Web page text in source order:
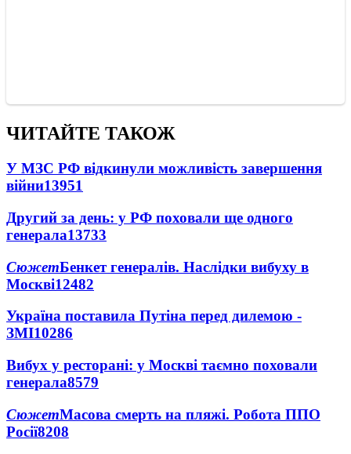
ЧИТАЙТЕ ТАКОЖ
У МЗС РФ відкинули можливість завершення
війни13951
Другий за день: у РФ поховали ще одного
генерала13733
СюжетБенкет генералів. Наслідки вибуху в
Москві12482
Україна поставила Путіна перед дилемою -
ЗМІ10286
Вибух у ресторані: у Москві таємно поховали
генерала8579
СюжетМасова смерть на пляжі. Робота ППО
Росії8208